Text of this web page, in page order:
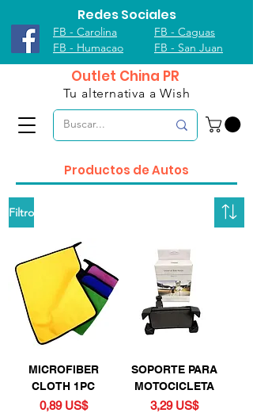
Redes Sociales
FB - Carolina
FB - Humacao
FB - Caguas
FB - San Juan
Outlet China PR
Tu alternativa a Wish
Productos de Autos
Filtro
MICROFIBER
CLOTH 1PC
Precio
0,89 US$
SOPORTE PARA
MOTOCICLETA
Precio
3,29 US$